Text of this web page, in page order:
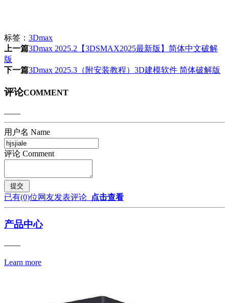
标签： 3Dmax
上一篇3Dmax 2025.2【3DSMAX2025最新版】简体中文破解
版
下一篇3Dmax 2025.3（附安装教程）3D建模软件 简体破解版
评论COMMENT
——
用户名 Name
评论 Comment
已有(0)位网友发表评论 点击查看
产品中心
——
Learn more